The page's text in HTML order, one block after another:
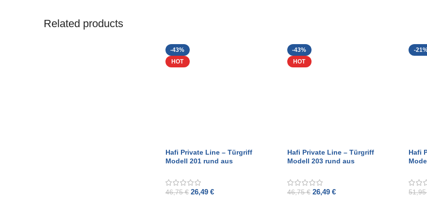
Related products
-43%
HOT
Hafi Private Line – Türgriff
Modell 201 rund aus
46,75€ 26,49 €
-43%
HOT
Hafi Private Line – Türgriff
Modell 203 rund aus
46,75€ 26,49 €
-
Hafi